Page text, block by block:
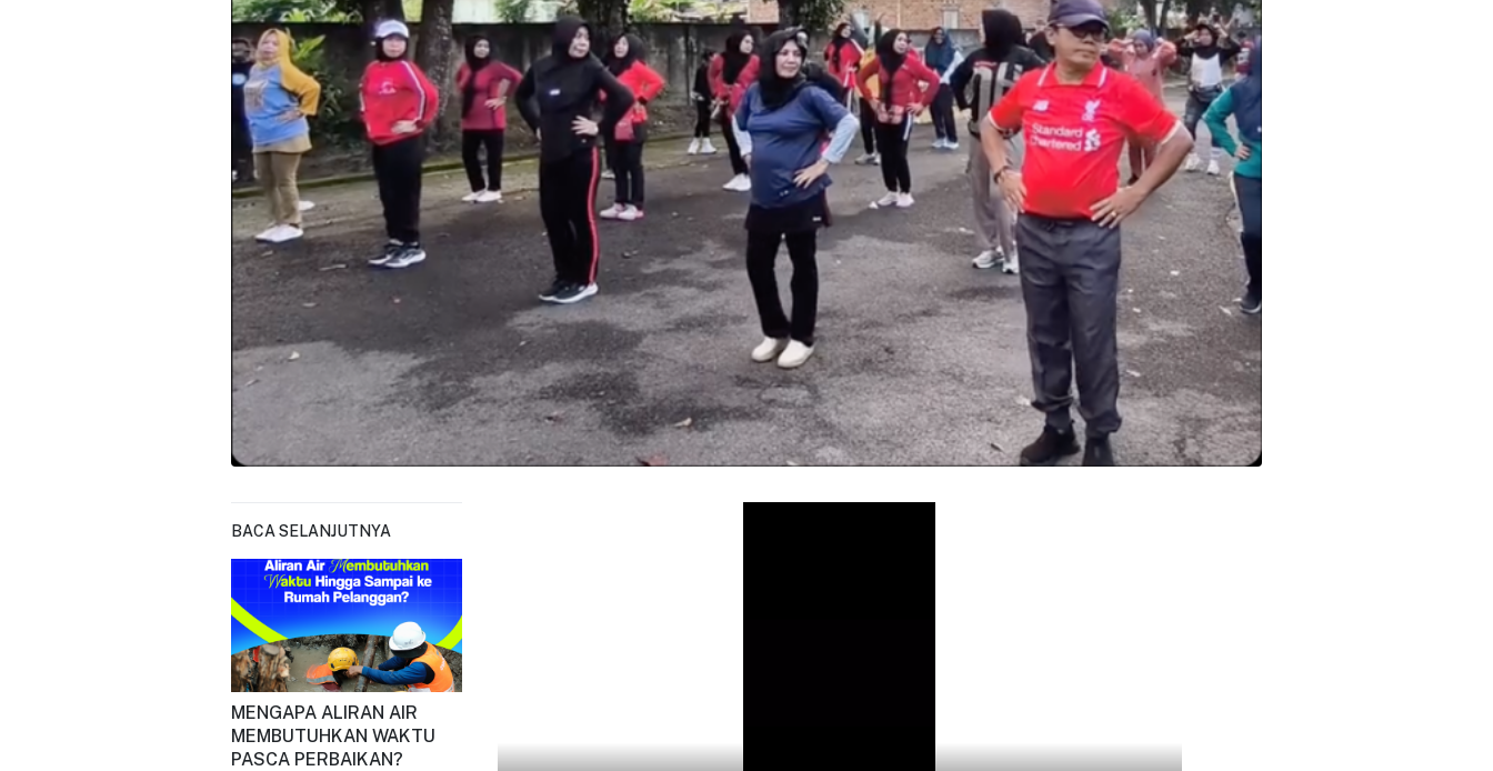
BACA SELANJUTNYA
MENGAPA ALIRAN AIR
MEMBUTUHKAN WAKTU
PASCA PERBAIKAN?